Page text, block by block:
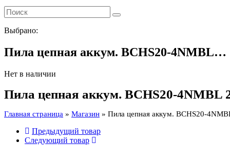
Выбрано:
Пила цепная аккум. BCHS20-4NMBL…
Нет в наличии
Пила цепная аккум. BCHS20-4NMBL
Главная страница » Магазин » Пила цепная аккум. BCHS20-
Предыдущий товар
Следующий товар